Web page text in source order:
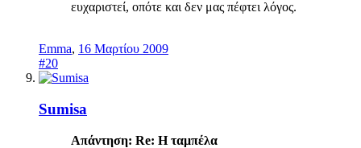
ευχαριστεί, οπότε και δεν μας πέφτει λόγος.
Emma, 16 Μαρτίου 2009
#20
Sumisa
Απάντηση: Re: Η ταμπέλα